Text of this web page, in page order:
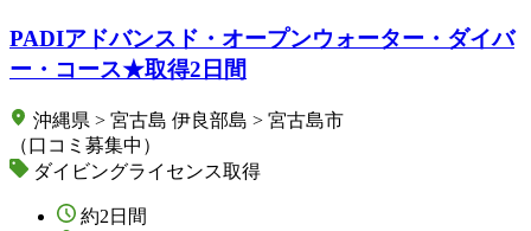
PADIアドバンスド・オープンウォーター・ダイバ
ー・コース★取得2日間
沖縄県 > 宮古島 伊良部島 > 宮古島市
（口コミ募集中）
ダイビングライセンス取得
約2日間